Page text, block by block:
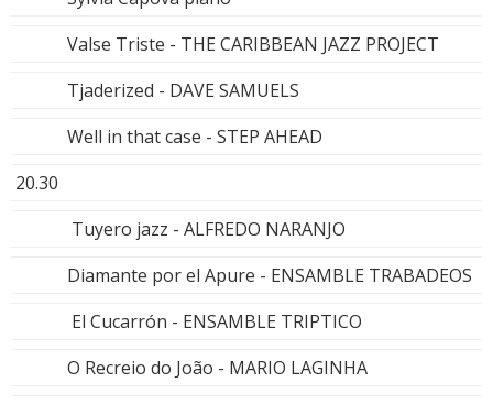
Valse Triste - THE CARIBBEAN JAZZ PROJECT
Tjaderized - DAVE SAMUELS
Well in that case - STEP AHEAD
20.30
Tuyero jazz - ALFREDO NARANJO
Diamante por el Apure - ENSAMBLE TRABADEOS
El Cucarrón - ENSAMBLE TRIPTICO
O Recreio do João - MARIO LAGINHA